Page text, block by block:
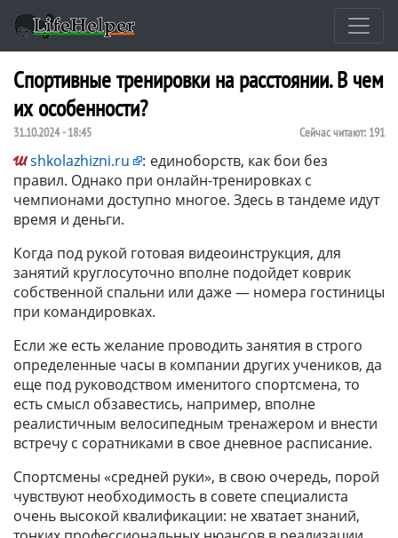
Спортивные тренировки на расстоянии. В чем
их особенности?
31.10.2024 - 18:45 Сейчас читают: 191
shkolazhizni.ru : единоборств, как бои без
правил. Однако при онлайн-тренировках с
чемпионами доступно многое. Здесь в тандеме идут
время и деньги.
Когда под рукой готовая видеоинструкция, для
занятий круглосуточно вполне подойдет коврик
собственной спальни или даже — номера гостиницы
при командировках.
Если же есть желание проводить занятия в строго
определенные часы в компании других учеников, да
еще под руководством именитого спортсмена, то
есть смысл обзавестись, например, вполне
реалистичным велосипедным тренажером и внести
встречу с соратниками в свое дневное расписание.
Спортсмены «средней руки», в свою очередь, порой
чувствуют необходимость в совете специалиста
очень высокой квалификации: не хватает знаний,